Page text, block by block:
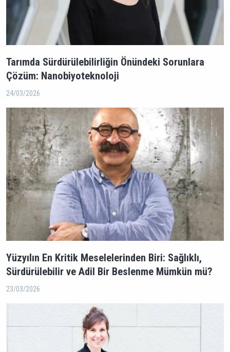
Tarımda Sürdürülebilirliğin Önündeki Sorunlara
Çözüm: Nanobiyoteknoloji
24/03/2026
Yüzyılın En Kritik Meselelerinden Biri: Sağlıklı,
Sürdürülebilir ve Adil Bir Beslenme Mümkün mü?
23/03/2026